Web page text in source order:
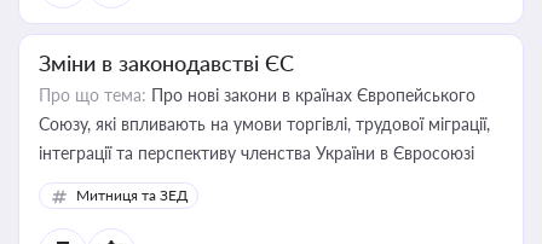
Зміни в законодавстві ЄС
Про що тема: Про нові закони в країнах Європейського
Союзу, які впливають на умови торгівлі, трудової міграції,
інтеграції та перспективу членства України в Євросоюзі
Митниця та ЗЕД